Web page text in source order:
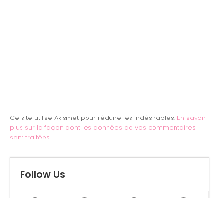
Ce site utilise Akismet pour réduire les indésirables. En savoir
plus sur la façon dont les données de vos commentaires
sont traitées.
Follow Us